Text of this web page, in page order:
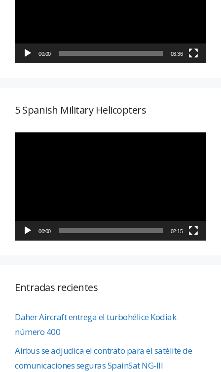
00:00 03:36
5 Spanish Military Helicopters
00:00 02:15
Entradas recientes
Daher Aircraft entrega el turbohélice Kodiak
número 400
Airbus se adjudica el contrato para el satélite de
comunicaciones seguras SpainSat NG-III